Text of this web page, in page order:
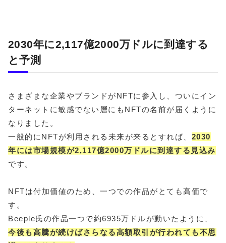
2030年に2,117億2000万ドルに到達する
と予測
さまざまな企業やブランドがNFTに参入し、ついにイン
ターネットに敏感でない層にもNFTの名前が届くように
なりました。
一般的にNFTが利用される未来が来るとすれば、 2030
年には市場規模が2,117億2000万ドルに到達する見込み
です。
NFTは付加価値のため、一つでの作品がとても高価で
す。
Beeple氏の作品一つで約6935万ドルが動いたように、
今後も高騰が続けばさらなる高額取引が行われても不思